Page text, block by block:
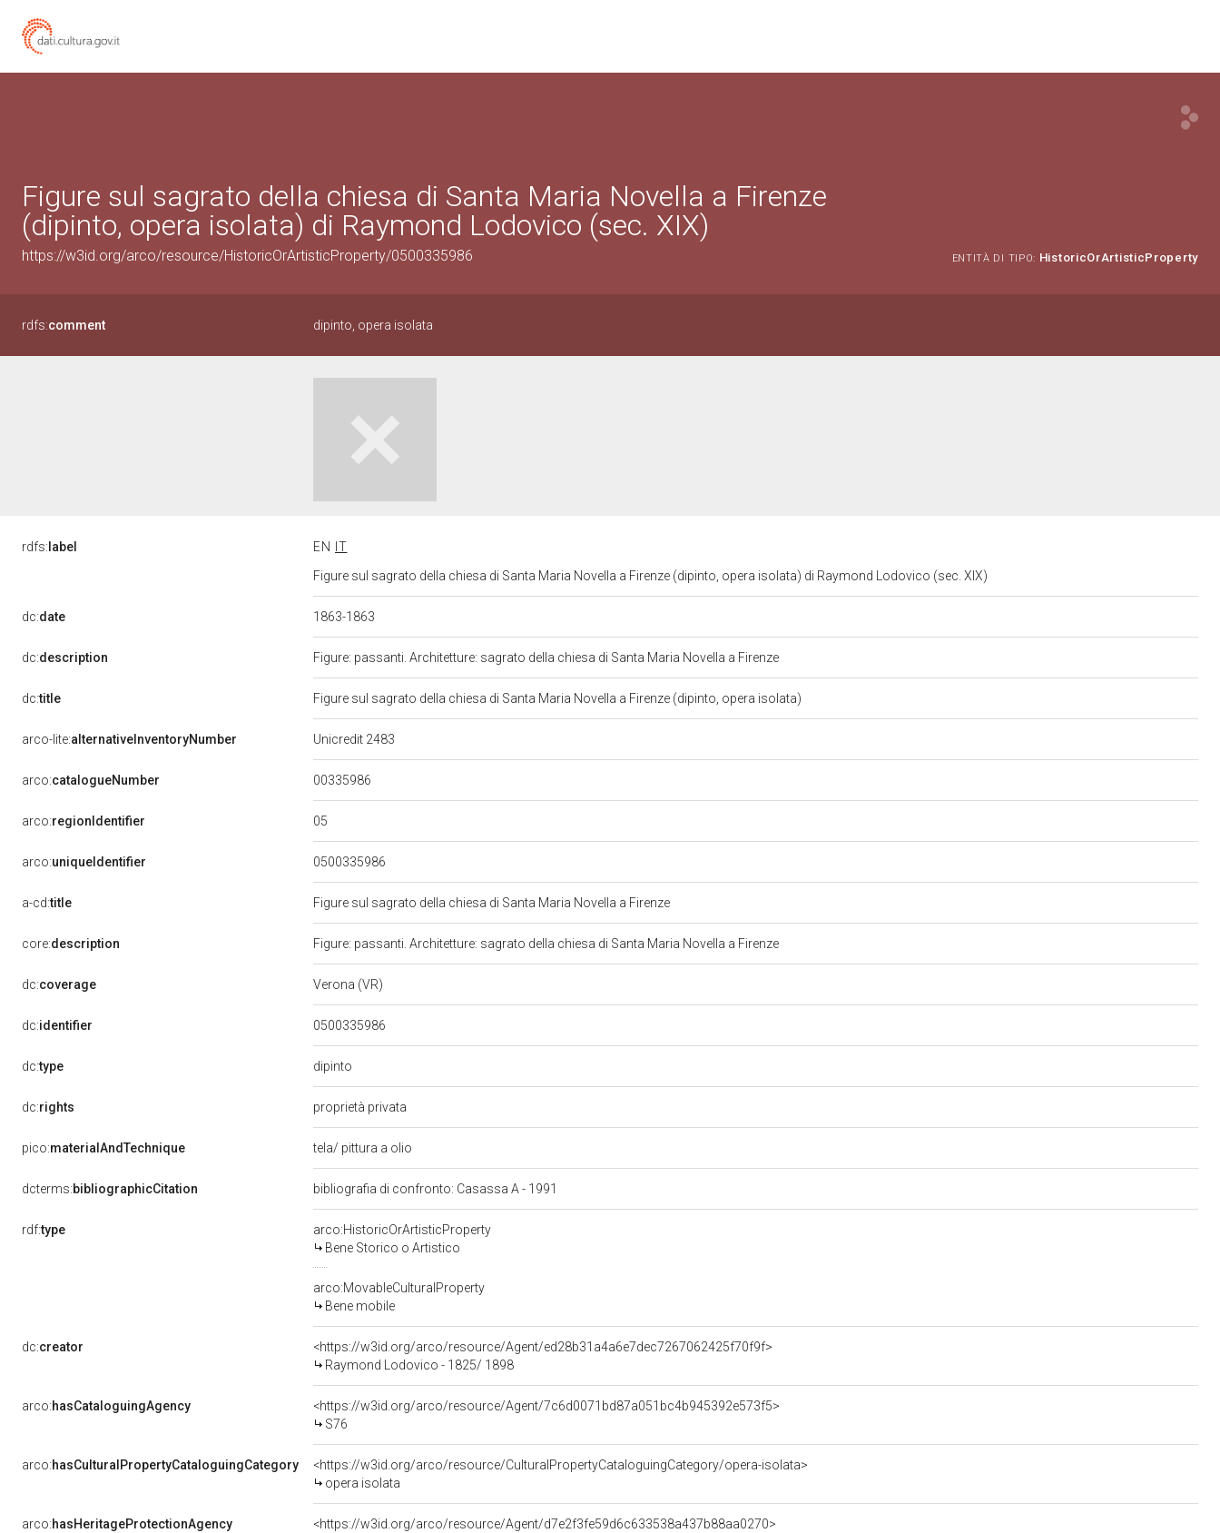
Figure sul sagrato della chiesa di Santa Maria Novella a Firenze
(dipinto, opera isolata) di Raymond Lodovico (sec. XIX)
https://w3id.org/arco/resource/HistoricOrArtisticProperty/0500335986 ENTITÀ DI TIPO: HistoricOrArtisticProperty
rdfs:comment dipinto, opera isolata
rdfs: label EN
IT
Figure sul sagrato della chiesa di Santa Maria Novella a Firenze (dipinto, opera isolata) di Raymond Lodovico (sec. XIX)
dc:date 1863-1863
dc:description Figure: passanti. Architetture: sagrato della chiesa di Santa Maria Novella a Firenze
dc:title Figure sul sagrato della chiesa di Santa Maria Novella a Firenze (dipinto, opera isolata)
arco-lite:alternativeInventoryNumber Unicredit 2483
arco:catalogueNumber 00335986
arco:regionIdentifier 05
arco:uniqueIdentifier 0500335986
a-cd:title Figure sul sagrato della chiesa di Santa Maria Novella a Firenze
core:description Figure: passanti. Architetture: sagrato della chiesa di Santa Maria Novella a Firenze
dc:coverage Verona (VR)
dc:identifier 0500335986
dc:type dipinto
dc:rights proprietà privata
pico:materialAndTechnique tela/ pittura a olio
dcterms:bibliographicCitation bibliografia di confronto: Casassa A - 1991
rdf:type
arco:HistoricOrArtisticProperty
Bene Storico o Artistico
arco:MovableCulturalProperty
Bene mobile
dc:creator
<https://w3id.org/arco/resource/Agent/ed28b31a4a6e7dec7267062425f70f9f>
Raymond Lodovico - 1825/ 1898
arco:hasCataloguingAgency
<https://w3id.org/arco/resource/Agent/7c6d0071bd87a051bc4b945392e573f5>
S76
arco:hasCulturalPropertyCataloguingCategory
<https://w3id.org/arco/resource/CulturalPropertyCataloguingCategory/opera-isolata>
opera isolata
arco:hasHeritageProtectionAgency
<https://w3id.org/arco/resource/Agent/d7e2f3fe59d6c633538a437b88aa0270>